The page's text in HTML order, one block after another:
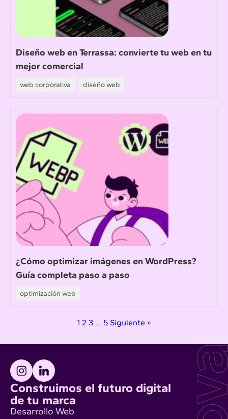
Diseño web en Terrassa: convierte tu web en tu
mejor comercial
web corporativa diseño web
¿Cómo optimizar imágenes en WordPress?
Guía completa paso a paso
optimización web
1 2 3 … 5 Siguiente »
Desarrollo Web
Construimos el futuro digital
de tu marca